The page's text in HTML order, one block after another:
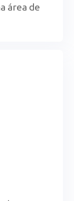
área de